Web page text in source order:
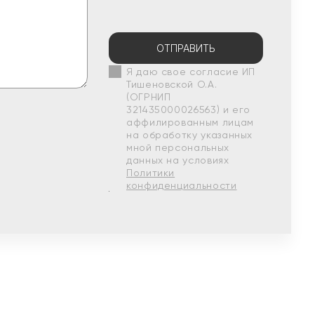
ОТПРАВИТЬ
Я даю свое согласие ИП
Тишеновской О.А.
(ОГРНИП
321435000026563) и его
аффилированным лицам
на обработку указанных
мной персональных
данных на условиях
Политики
конфиденциальности